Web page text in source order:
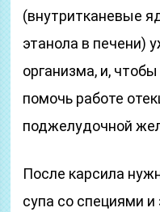
(внутритканевые
этанола в печени)
организма, и,
помочь работе
поджелудочной
После карсила
супа со специями